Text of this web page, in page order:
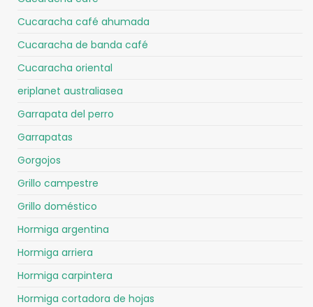
Cucaracha café ahumada
Cucaracha de banda café
Cucaracha oriental
eriplanet australiasea
Garrapata del perro
Garrapatas
Gorgojos
Grillo campestre
Grillo doméstico
Hormiga argentina
Hormiga arriera
Hormiga carpintera
Hormiga cortadora de hojas